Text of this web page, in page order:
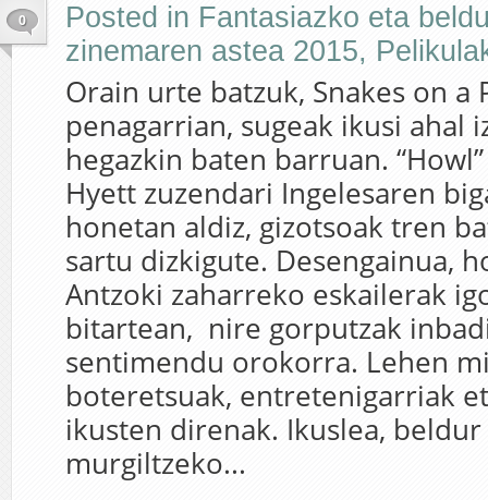
0 Posted in Fantasiazko eta
zinemaren astea 2015,
Orain urte batzuk, Snakes on a
penagarrian, sugeak ikusi ahal
hegazkin baten barruan.
Hyett zuzendari Ingelesaren
honetan aldiz, gizotsoak tren
sartu dizkigute. Desengainua,
Antzoki zaharreko eskailerak
bitartean, nire gorputzak
sentimendu orokorra. Lehen
boteretsuak, entretenigarriak
ikusten direnak. Ikuslea,
murgiltzeko...